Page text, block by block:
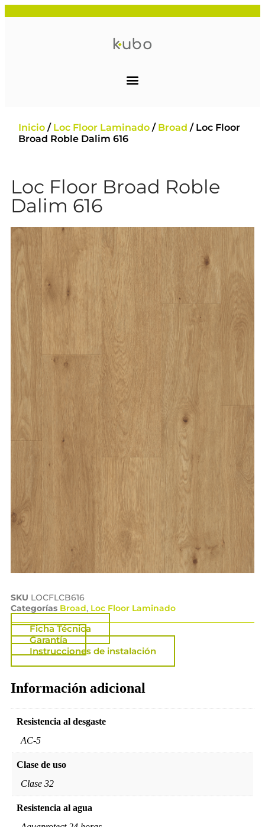
Inicio / Loc Floor Laminado / Broad / Loc Floor
Broad Roble Dalim 616
Loc Floor Broad Roble
Dalim 616
SKU LOCFLCB616
Categorías Broad, Loc Floor Laminado
Ficha Técnica
Garantía
Instrucciones de instalación
Información adicional
Resistencia al desgaste
AC-5
Clase de uso
Clase 32
Resistencia al agua